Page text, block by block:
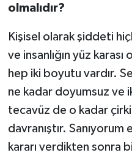
olmalıdır?
Kişisel olarak şiddeti
ve insanlığın yüz
hep iki boyutu vardır.
ne kadar doyumsuz ve
tecavüz de o kadar
davranıştır. Sanıyorum
kararı verdikten sonra